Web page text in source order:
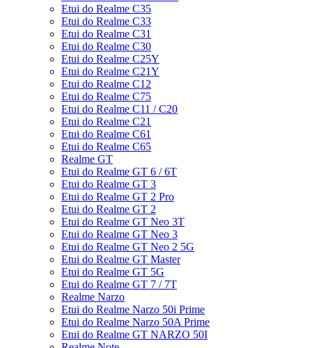
Etui do Realme C35
Etui do Realme C33
Etui do Realme C31
Etui do Realme C30
Etui do Realme C25Y
Etui do Realme C21Y
Etui do Realme C12
Etui do Realme C75
Etui do Realme C11 / C20
Etui do Realme C21
Etui do Realme C61
Etui do Realme C65
Realme GT
Etui do Realme GT 6 / 6T
Etui do Realme GT 3
Etui do Realme GT 2 Pro
Etui do Realme GT 2
Etui do Realme GT Neo 3T
Etui do Realme GT Neo 3
Etui do Realme GT Neo 2 5G
Etui do Realme GT Master
Etui do Realme GT 5G
Etui do Realme GT 7 / 7T
Realme Narzo
Etui do Realme Narzo 50i Prime
Etui do Realme Narzo 50A Prime
Etui do Realme GT NARZO 50I